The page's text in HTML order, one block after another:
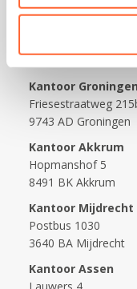
Wijzigen
Opzeggen
Contact
Kantoor Groningen
Friesestraatweg
9743 AD Groningen
Kantoor Akkrum
Hopmanshof 5
8491 BK Akkrum
Kantoor Mijdrecht
Postbus 1030
3640 BA Mijdrecht
Kantoor Assen